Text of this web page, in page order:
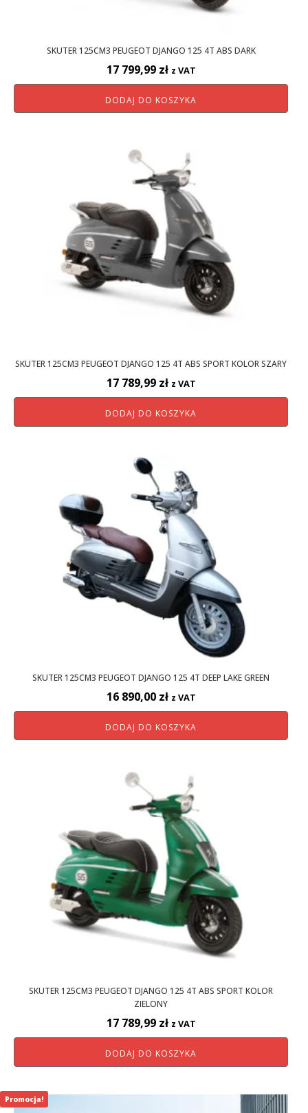
SKUTER 125CM3 PEUGEOT DJANGO 125 4T ABS DARK
17 799,99 zł z VAT
DODAJ DO KOSZYKA
SKUTER 125CM3 PEUGEOT DJANGO 125 4T ABS SPORT KOLOR SZARY
17 789,99 zł z VAT
DODAJ DO KOSZYKA
SKUTER 125CM3 PEUGEOT DJANGO 125 4T DEEP LAKE GREEN
16 890,00 zł z VAT
DODAJ DO KOSZYKA
SKUTER 125CM3 PEUGEOT DJANGO 125 4T ABS SPORT KOLOR
ZIELONY
17 789,99 zł z VAT
DODAJ DO KOSZYKA
Promocja!